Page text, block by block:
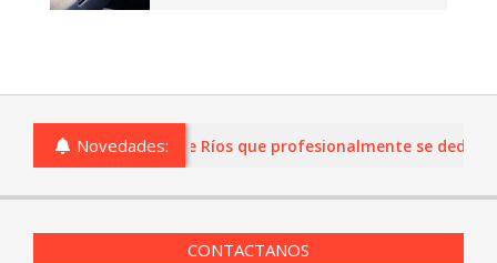
Novedades:
o comercios de Entre Ríos que profesionalmente se
CONTACTANOS